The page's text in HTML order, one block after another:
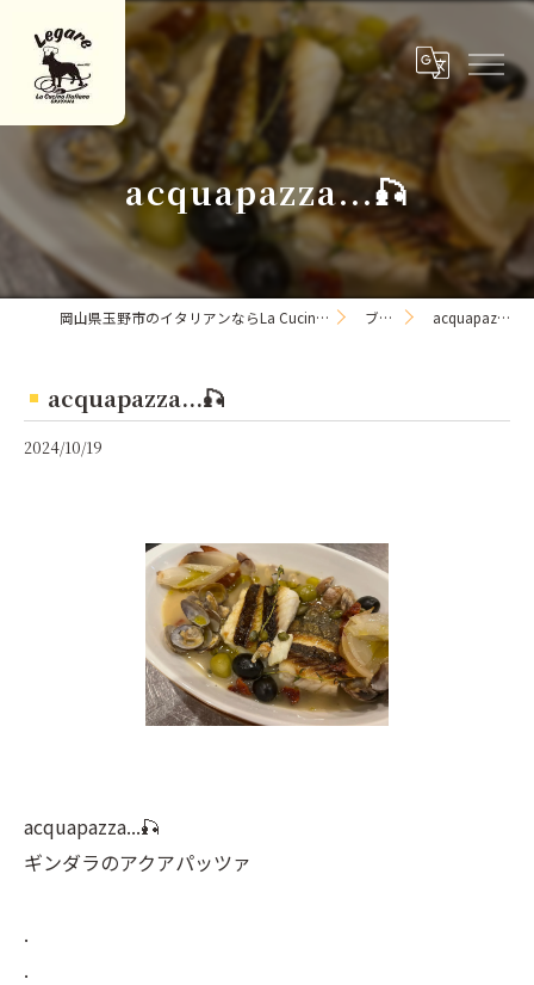
acquapazza...🎣
岡山県玉野市のイタリアンならLa Cucina Italiana Legare ブログ acquapazza...🎣
acquapazza...🎣
2024/10/19
acquapazza...🎣
ギンダラのアクアパッツァ
.
.